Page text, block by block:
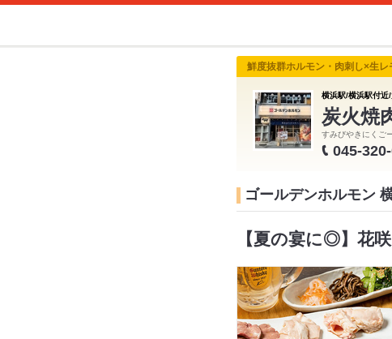
鮮度抜群ホルモン・肉刺し×生レ
横浜駅/横浜駅付近
炭火焼
すみびやきにくご
045-
ゴールデンホルモン
【夏の宴に◎】花